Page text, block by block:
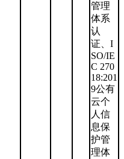
管理
体系
认
证、I
SO/IE
C 270
18:201
9公有
云个
人信
息保
护管
理体